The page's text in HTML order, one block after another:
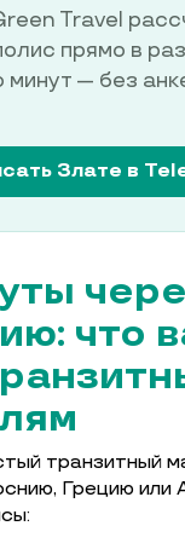
Travel
прямо в
минут — без
Злате в
что
транзитный
Грецию или